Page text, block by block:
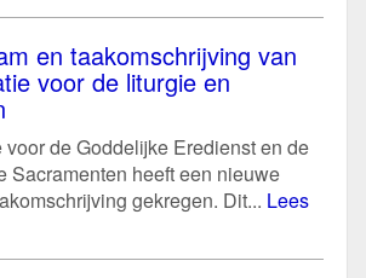
en taakomschrijving van
voor de liturgie en
de Goddelijke Eredienst en de
Sacramenten heeft een nieuwe
gekregen. Dit... Lees